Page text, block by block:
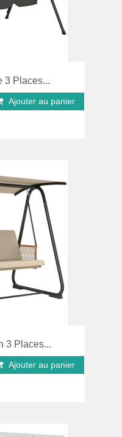
3 Places...
Ajouter au panier
3 Places...
Ajouter au panier